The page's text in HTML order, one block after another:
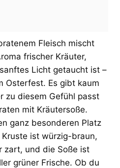
Fleisch mischt
frischer Kräuter,
Licht getaucht ist –
Osterfest. Es gibt kaum
zu diesem Gefühl passt
mit Kräutersoße.
ganz besonderen Platz
ist würzig-braun,
zart, und die Soße ist
grüner Frische. Ob du